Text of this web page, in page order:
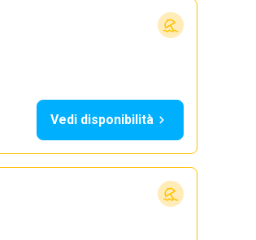
Vedi disponibilità